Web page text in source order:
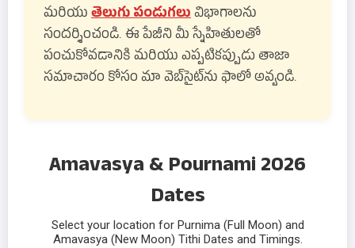
మరియు తెలుగు పండుగలు విభాగాలను
సందర్శించండి. ఈ పేజీని మీ స్నేహితులతో
పంచుకోవడానికి మరియు ఎప్పటికప్పుడు తాజా
సమాచారం కోసం మా వెబ్‌సైట్‌ను ఫాలో అవ్వండి.
Amavasya & Pournami 2026
Dates
Select your location for Purnima (Full Moon) and
Amavasya (New Moon) Tithi Dates and Timings.